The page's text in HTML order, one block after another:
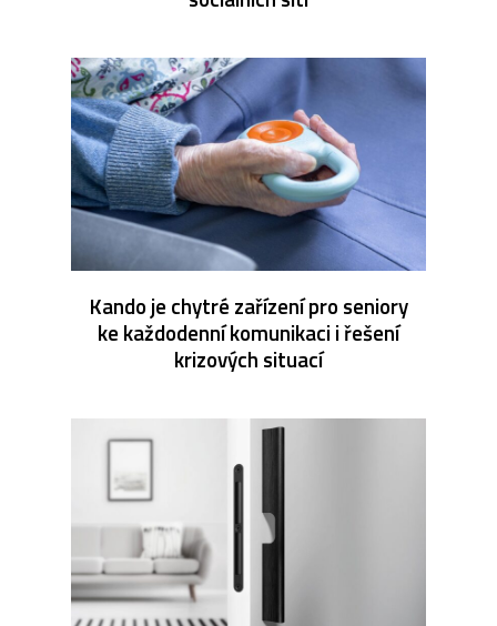
Kando je chytré zařízení pro seniory
ke každodenní komunikaci i řešení
krizových situací